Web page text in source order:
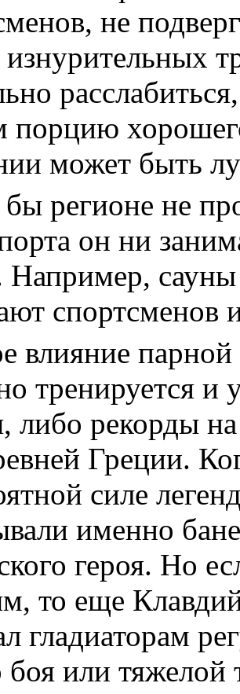
не
может быть
регионе не
он ни
сауны
спортсменов
влияние
тренируется и
либо рекорды
Греции.
силе
именно
героя. Но
то еще
гладиаторам
боя или тяжелой